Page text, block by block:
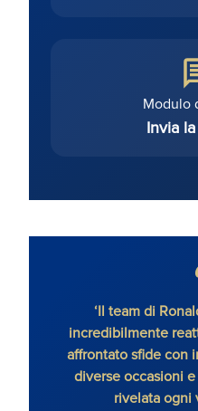
Modulo
Invia
‘Il team di
incredibilmente
affrontato sfide con
diverse occasioni
rivelata ogni